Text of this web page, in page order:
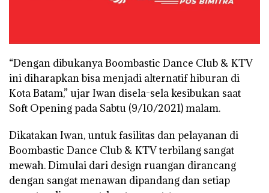
“Dengan dibukanya Boombastic Dance Club & KTV
ini diharapkan bisa menjadi alternatif hiburan di
Kota Batam,” ujar Iwan disela-sela kesibukan saat
Soft Opening pada Sabtu (9/10/2021) malam.
Dikatakan Iwan, untuk fasilitas dan pelayanan di
Boombastic Dance Club & KTV terbilang sangat
mewah. Dimulai dari design ruangan dirancang
dengan sangat menawan dipandang dan setiap